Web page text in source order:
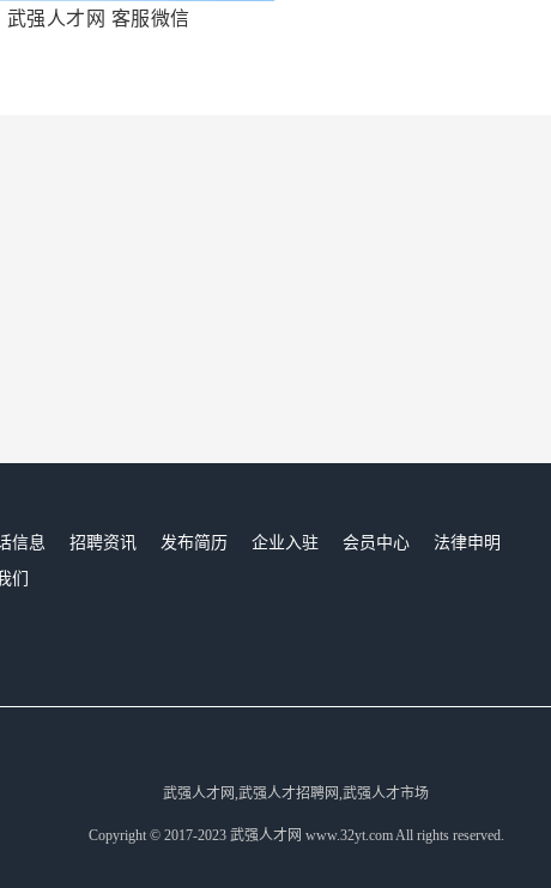
武强人才网 客服微信
信息 招聘资讯 发布简历 企业入驻 会员中心
法律申明
们
武强人才网,武强人才招聘网,武强人才市场
Copyright © 2017-2023 武强人才网 www.32yt.com All rights reserved.